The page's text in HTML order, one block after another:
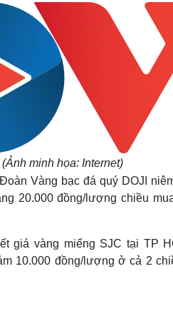
- Điện ảnh
Giải trí
Nghệ sĩ
Thời trang
minh họa: Internet)
Vàng bạc đá quý DOJI
20.000 đồng/lượng chiều
giá vàng miếng SJC tại TP
10.000 đồng/lượng ở cả 2